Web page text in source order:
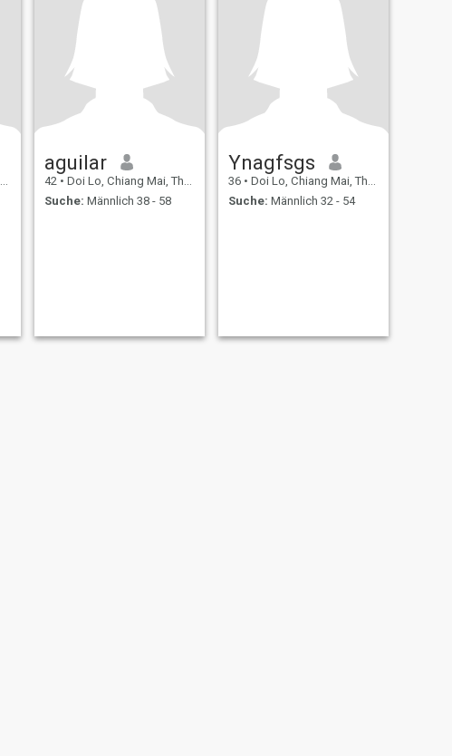
aguilar
42 • Doi Lo, Chiang Mai, Thailand
Suche: Männlich 38 - 58
Ynagfsgs
36 • Doi Lo, Chiang Mai, Thailand
Suche: Männlich 32 - 54